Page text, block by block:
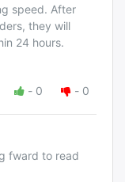
speed. After
they will
24 hours.
- 0 - 0
fward to read